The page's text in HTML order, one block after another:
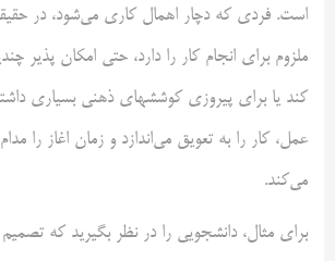
است. فردی که دچار اهمال کاری می‌شود، در
ملزوم برای انجام کار را دارد، حتی امکان پذیر
کند یا برای پیروزی کوششهای ذهنی بسیاری
عمل، کار را به تعویق می‌اندازد و زمان اغاز را
می‌کند.
برای مثال، دانشجویی را در نظر بگیرید که